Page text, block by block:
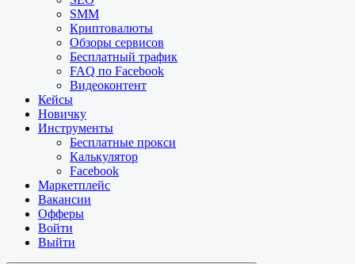
SMM
Криптовалюты
Обзоры сервисов
Бесплатный трафик
FAQ по Facebook
Видеоконтент
Кейсы
Новичку
Инструменты
Бесплатные прокси
Калькулятор
Facebook
Маркетплейс
Вакансии
Офферы
Войти
Выйти